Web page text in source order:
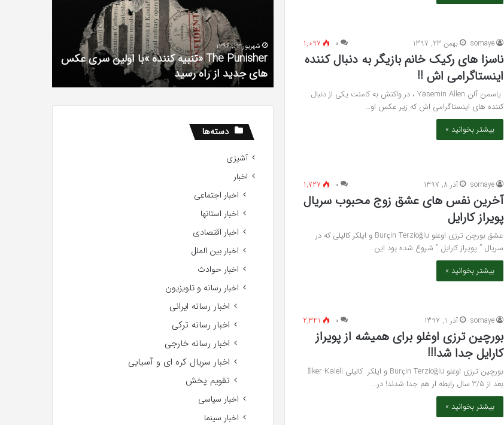
somaye بهمن 23, 1397 ۰ 1,097
ناسزا های رکیک خانم بازیگر به دنبال کننده
اینستاگرامی اش !!
یاسمن آلن Yasemin Allen ، در واکنش به کامنت یکی از دنبال
کننده های اینستاگرامی اش که زیر عکس او…
بیشتر بخوانید »
somaye آذر 8, 1397 ۰ 1,727
آخرین نفس های عشق زوج محبوب سریال
پویراز کارایل
عشق بورچن ترزی اوغلو Burçin Terzioğlu و ایلکر کالیلی که در
سریال ” پویراز کارایل ” شروع شده بود این…
بیشتر بخوانید »
somaye آذر 1, 1397 ۰ 2,341
بورچین ترزی اوغلو برای همیشه از پویراز
کارایل جدا شد!!!
بورچین ترزی اوغلو Burçin Terzioğlu و ایلکر کالیلی İlker Kaleli
بعد از 3/5 سال رابطه ار هم جدا شدند! در…
بیشتر بخوانید »
موفق
خواهد
بود.
آذر 23, 1398
کریستن بل می دانست که “فروزن 2” موفق
خواهد بود.
عکس
های
جدید
از
شهریور 23, 1396
The Punisher «تنبیه کننده »با اولین سری عکس
های جدید از راه رسید
دسته‌ها
آشپزی
اخبار
اخبار اجتماعی
اخبار استانها
اخبار اقتصادی
اخبار بین الملل
اخبار حوادث
اخبار رسانه و تلویزیون
اخبار رسانه ایرانی
اخبار رسانه ترکی
اخبار رسانه خارجی
اخبار سریال کره ای و آسیایی
تقویم پخش
اخبار سیاسی
اخبار سینما